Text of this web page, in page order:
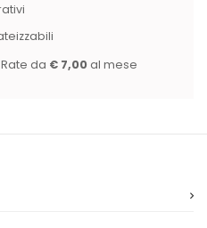
da € 7,00 al mese